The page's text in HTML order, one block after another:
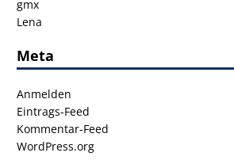
gmx
Lena
Meta
Anmelden
Eintrags-Feed
Kommentar-Feed
WordPress.org